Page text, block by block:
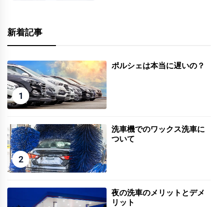
新着記事
1
ポルシェは本当に遅いの？
2
洗車機でのワックス洗車に
ついて
夜の洗車のメリットとデメ
リット